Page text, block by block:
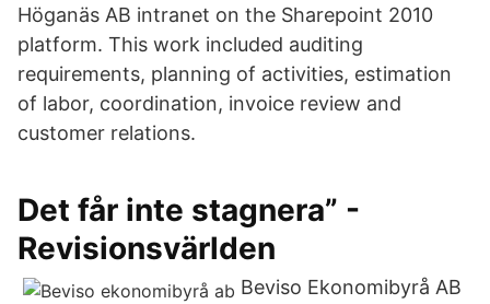
Höganäs AB intranet on the Sharepoint 2010
platform. This work included auditing
requirements, planning of activities, estimation
of labor, coordination, invoice review and
customer relations.
Det får inte stagnera” -
Revisionsvärlden
Beviso Ekonomibyrå AB